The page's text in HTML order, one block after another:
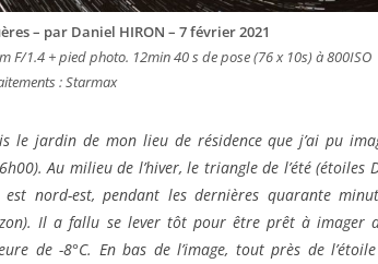
– par Daniel HIRON – 7 février 2021
F/1.4 + pied photo. 12min 40 s de pose (76 x 10s) à 800ISO
: Starmax
le jardin de mon lieu de résidence que j’ai pu
Au milieu de l’hiver, le triangle de l’été (étoiles
nord-est, pendant les dernières quarante
Il a fallu se lever tôt pour être prêt à imager
de -8°C. En bas de l’image, tout près de